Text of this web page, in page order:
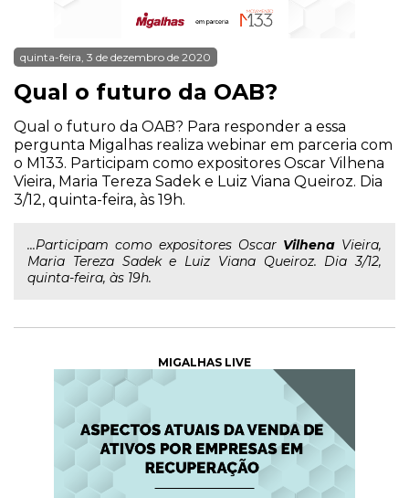
quinta-feira, 3 de dezembro de 2020
Qual o futuro da OAB?
Qual o futuro da OAB? Para responder a essa
pergunta Migalhas realiza webinar em parceria com
o M133. Participam como expositores Oscar Vilhena
Vieira, Maria Tereza Sadek e Luiz Viana Queiroz. Dia
3/12, quinta-feira, às 19h.
...Participam como expositores Oscar Vilhena Vieira,
Maria Tereza Sadek e Luiz Viana Queiroz. Dia 3/12,
quinta-feira, às 19h.
MIGALHAS LIVE